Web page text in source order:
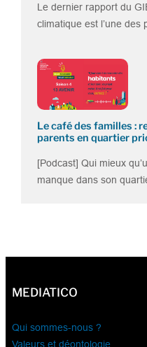
Le dernier rapport du
climatique est l’une des
Le café des familles :
parents en quartier
[Podcast] Qui mieux
manque dans son
MEDIATICO
Qui sommes-nous ?
Valeurs et déontologie